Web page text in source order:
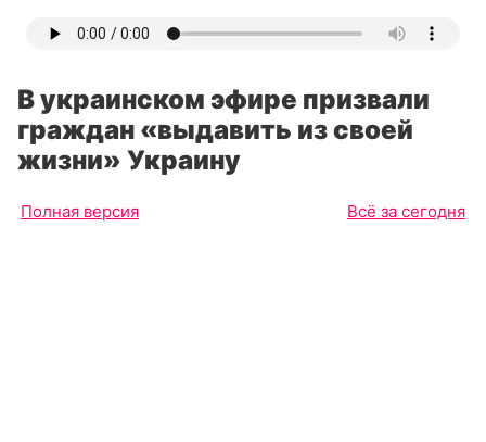
В украинском эфире призвали
граждан «выдавить из своей
жизни» Украину
Полная версия Всё за сегодня